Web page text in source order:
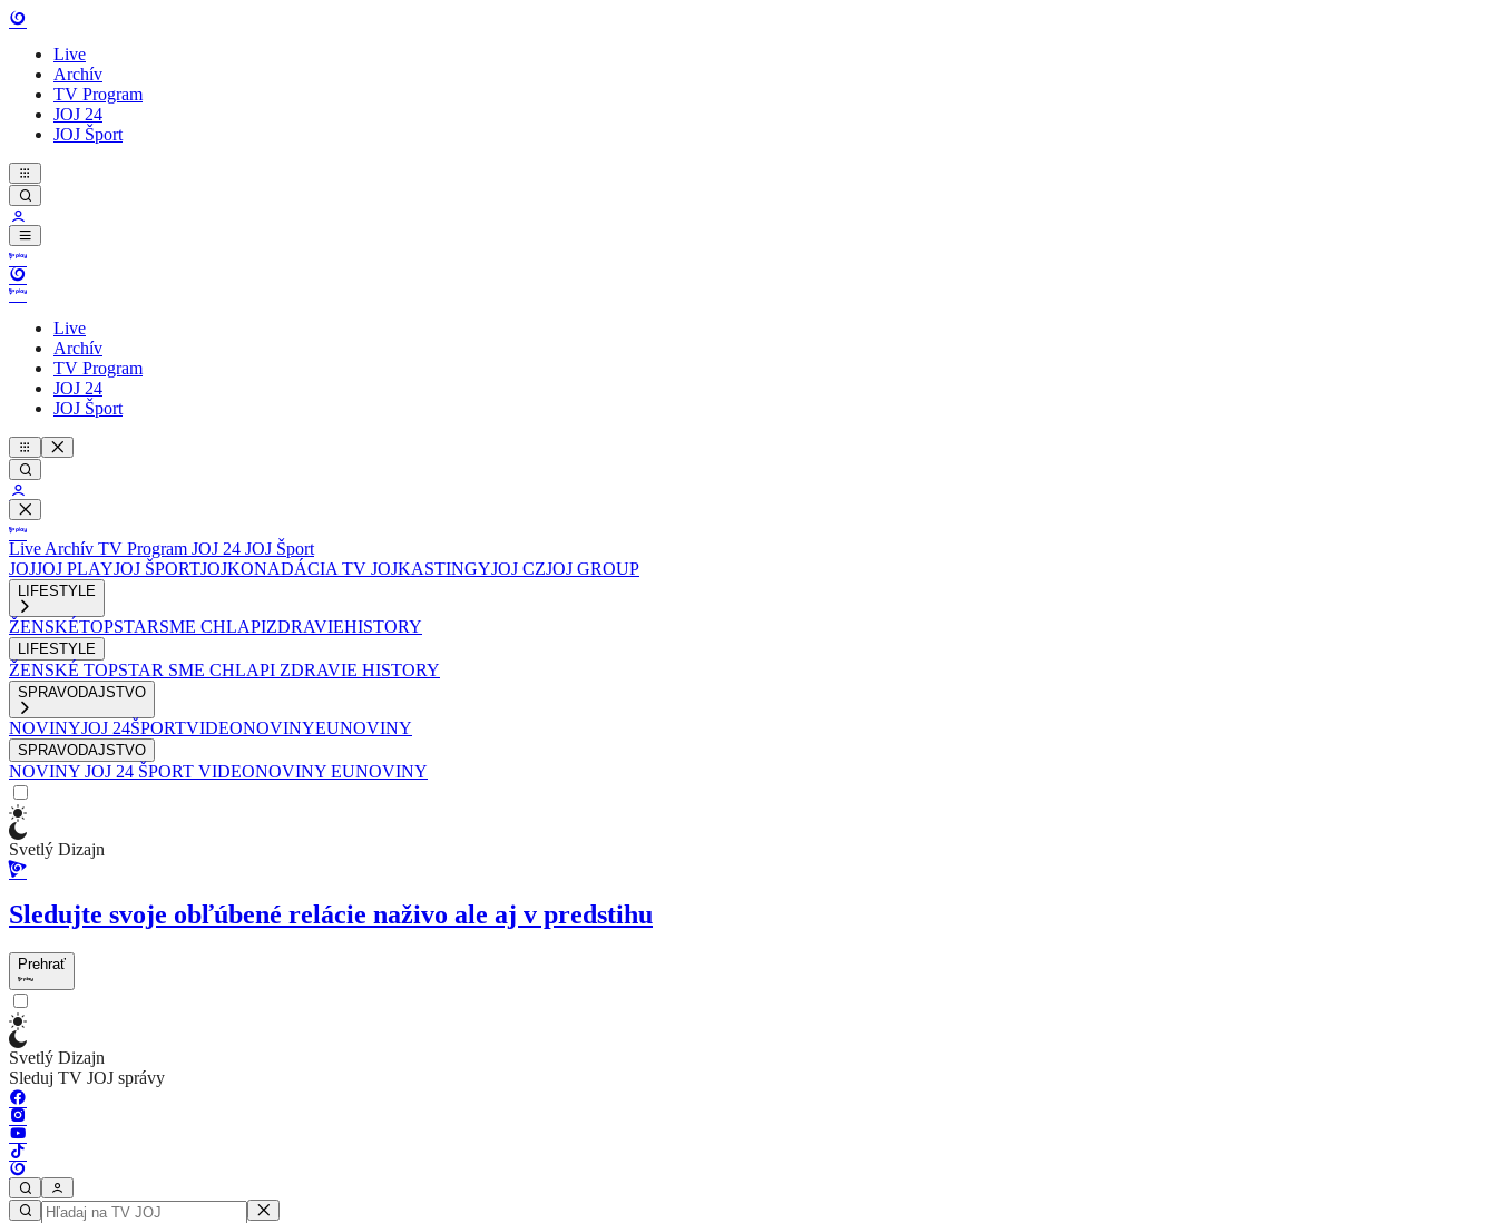
Live
Archív
TV Program
JOJ 24
JOJ Šport
Live
Archív
TV Program
JOJ 24
JOJ Šport
Live Archív TV Program JOJ 24 JOJ Šport
JOJJOJ PLAYJOJ ŠPORTJOJKONADÁCIA TV JOJKASTINGYJOJ CZJOJ GROUP
LIFESTYLE
ŽENSKÉTOPSTARSME CHLAPIZDRAVIEHISTORY
LIFESTYLE
ŽENSKÉ TOPSTAR SME CHLAPI ZDRAVIE HISTORY
SPRAVODAJSTVO
NOVINYJOJ 24ŠPORTVIDEONOVINYEUNOVINY
SPRAVODAJSTVO
NOVINY JOJ 24 ŠPORT VIDEONOVINY EUNOVINY
Svetlý Dizajn
Sledujte svoje obľúbené relácie naživo ale aj v predstihu
Prehrať
Svetlý Dizajn
Sleduj TV JOJ správy